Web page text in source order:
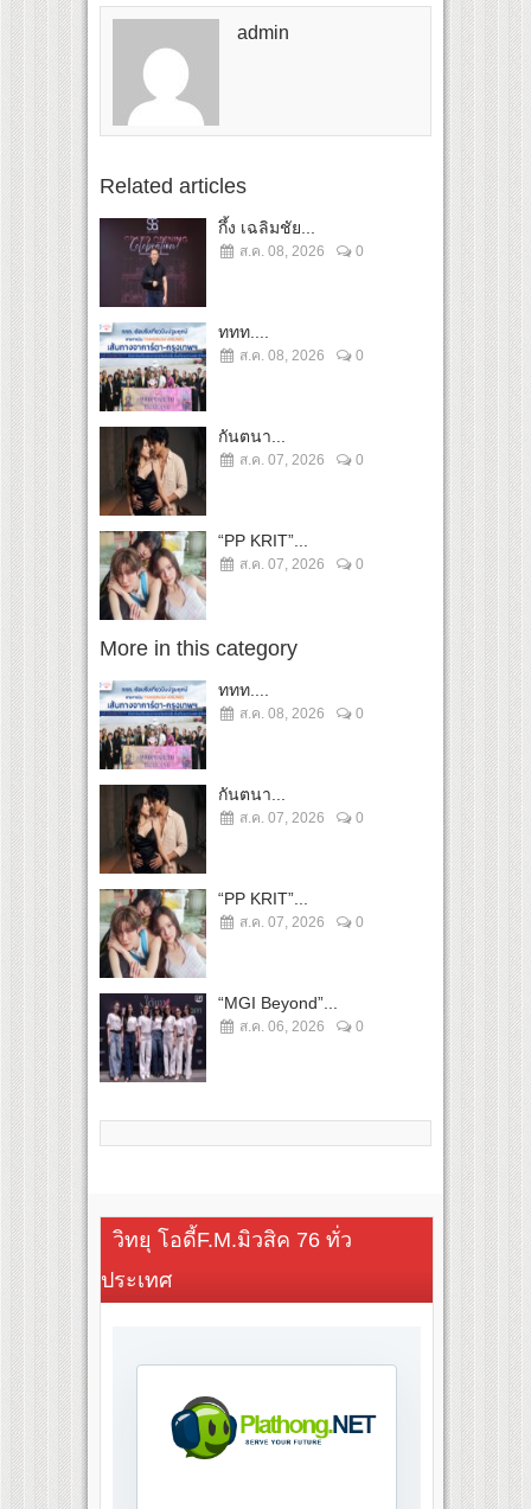
admin
Related articles
กึ้ง เฉลิมชัย...
ส.ค. 08, 2026 0
ททท....
ส.ค. 08, 2026 0
กันตนา...
ส.ค. 07, 2026 0
“PP KRIT”...
ส.ค. 07, 2026 0
More in this category
ททท....
ส.ค. 08, 2026 0
กันตนา...
ส.ค. 07, 2026 0
“PP KRIT”...
ส.ค. 07, 2026 0
“MGI Beyond”...
ส.ค. 06, 2026 0
วิทยุ โอดี้F.M.มิวสิค 76 ทั่ว
ประเทศ